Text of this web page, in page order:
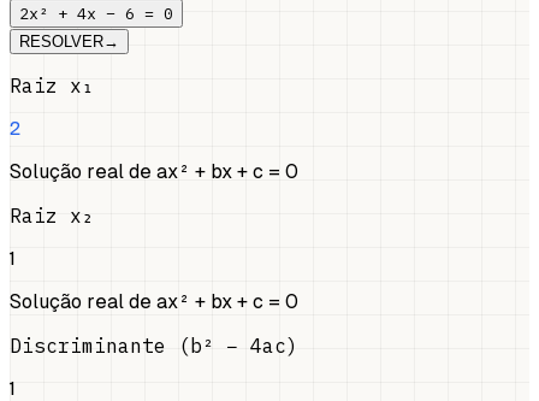
2x² + 4x − 6 = 0
RESOLVER→
Raiz x₁
2
Solução real de ax² + bx + c = 0
Raiz x₂
1
Solução real de ax² + bx + c = 0
Discriminante (b² − 4ac)
1